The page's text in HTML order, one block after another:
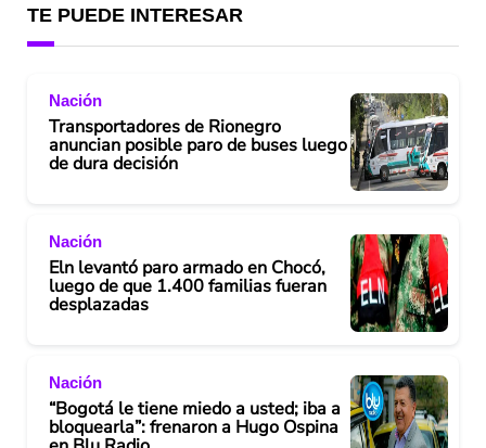
TE PUEDE INTERESAR
Nación
Transportadores de Rionegro
anuncian posible paro de buses luego
de dura decisión
Nación
Eln levantó paro armado en Chocó,
luego de que 1.400 familias fueran
desplazadas
Nación
“Bogotá le tiene miedo a usted; iba a
bloquearla”: frenaron a Hugo Ospina